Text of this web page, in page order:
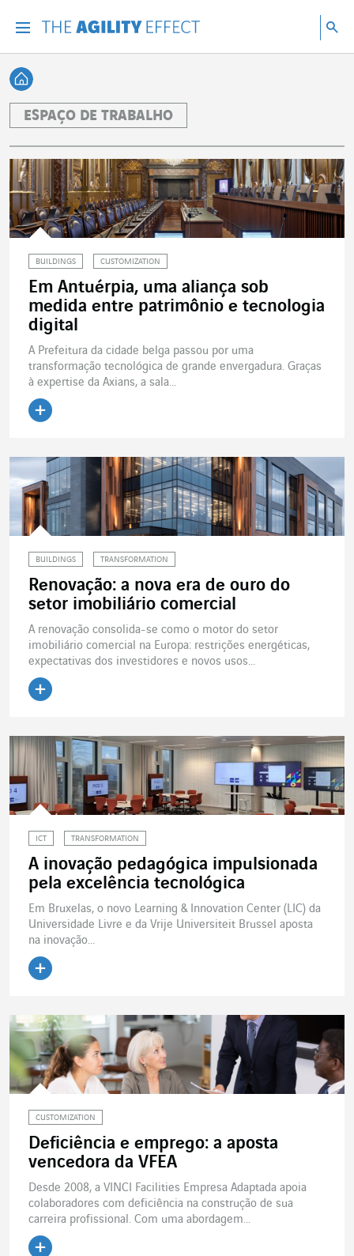
Voltar à página inicial
ESPAÇO DE TRABALHO
BUILDINGS CUSTOMIZATION
Em Antuérpia, uma aliança sob
medida entre patrimônio e tecnologia
digital
A Prefeitura da cidade belga passou por uma
transformação tecnológica de grande envergadura. Graças
à expertise da Axians, a sala...
BUILDINGS TRANSFORMATION
Renovação: a nova era de ouro do
setor imobiliário comercial
A renovação consolida-se como o motor do setor
imobiliário comercial na Europa: restrições energéticas,
expectativas dos investidores e novos usos...
ICT TRANSFORMATION
A inovação pedagógica impulsionada
pela excelência tecnológica
Em Bruxelas, o novo Learning & Innovation Center (LIC) da
Universidade Livre e da Vrije Universiteit Brussel aposta
na inovação...
CUSTOMIZATION
Deficiência e emprego: a aposta
vencedora da VFEA
Desde 2008, a VINCI Facilities Empresa Adaptada apoia
colaboradores com deficiência na construção de sua
carreira profissional. Com uma abordagem...